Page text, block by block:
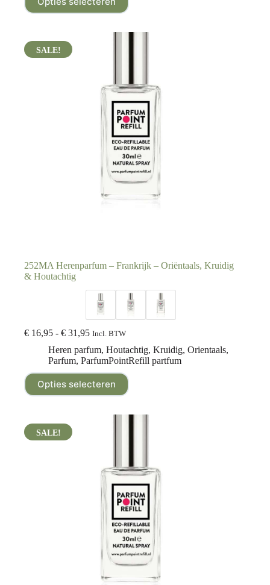
252MA Herenparfum – Frankrijk – Oriëntaals, Kruidig
& Houtachtig
€ 16,95 - € 31,95 Incl. BTW
Heren parfum, Houtachtig, Kruidig, Orientaals,
Parfum, ParfumPointRefill partfum
Opties selecteren